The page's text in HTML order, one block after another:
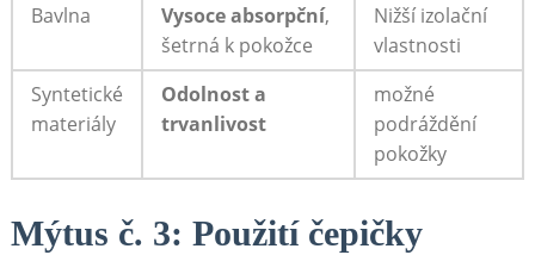
Bavlna
Vysoce absorpční,
šetrná k pokožce
Nižší izolační
vlastnosti
Syntetické
materiály
Odolnost a
trvanlivost
možné
podráždění
pokožky
Mýtus č. 3: Použití čepičky